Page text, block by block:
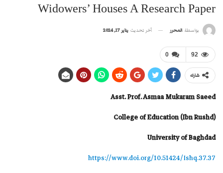
Widowers’ Houses A Research Paper
بواسطة المحرر آخر تحديث يناير 17, 2024
0 92
شارك
Asst. Prof. Asmaa Mukaram Saeed
College of Education (Ibn Rushd)
University of Baghdad
https://www.doi.org/10.51424/Ishq.37.37